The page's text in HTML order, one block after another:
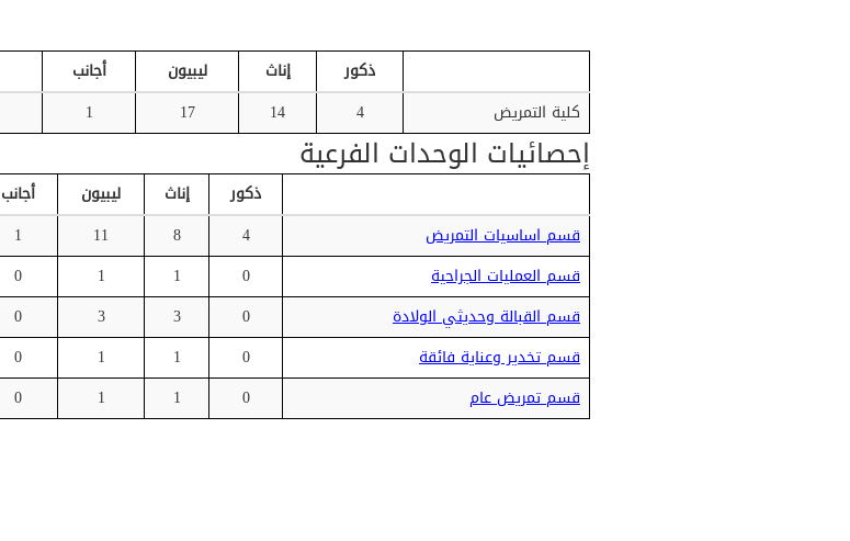
ذكور إناث ليبيون أجانب
كلية التمريض
4
14
17
1
إحصائيات الوحدات الفرعية
ذكور إناث ليبيون أجانب
قسم اساسيات التمريض
4
8
11
1
قسم العمليات الجراحية
0
1
1
0
قسم القبالة وحديثي الولادة
0
3
3
0
قسم تخدير وعناية فائقة
0
1
1
0
قسم تمريض عام
0
1
1
0